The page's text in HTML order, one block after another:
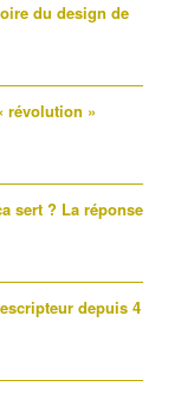
du design de
révolution »
sert ? La réponse
depuis 4